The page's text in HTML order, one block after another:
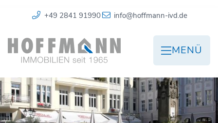
+49 2841 91990 info@hoffmann-ivd.de
MENÜ